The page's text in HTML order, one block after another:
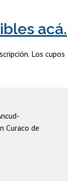
acá.
Los cupos
Curaco de